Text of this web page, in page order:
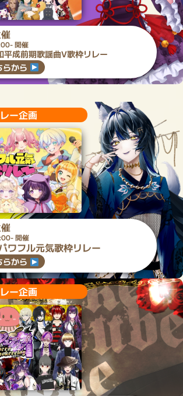
開催
成前期歌謡曲V歌枠リレー
らから
ー企画
開催
ワフル元気歌枠リレー
らから
ー企画